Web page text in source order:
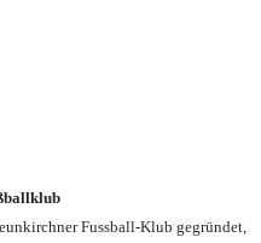
Fussball-Klub gegründet,